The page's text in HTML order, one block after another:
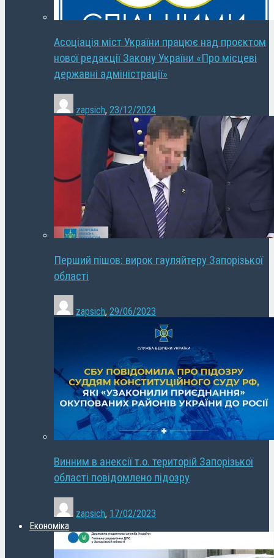
Асоціація міст України працює над проєктом
нової редакції Закону України «Про місцеві
державні адміністрації»
zapsich, 23/12/2024
Перший пішов: вирок гауляйтеру Запорізької
області
zapsich, 29/06/2023
Винним в анексії т.о. територій Запорізької
області повідомлено підозру
zapsich, 17/02/2023
Економіка